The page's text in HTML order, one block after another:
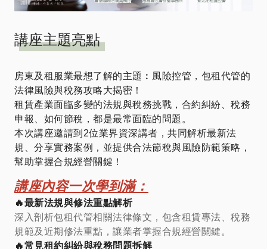
講座主題亮點
房東及租服業最想了解的主題︰風險控管，包租代管的
法律風險與稅務攻略大揭密！
租賃產業面臨多變的法規與稅務挑戰，合約糾紛、稅務
申報、如何節稅，都是最常面臨的問題。
本次講座邀請到2位業界資深講者，共同解析最新法
規、分享實務案例，並提供合法節稅與風險防範策略，
幫助掌握合規經營關鍵！
講座內容一次學到滿：
🔥最新法規與修法重點解析
深入剖析包租代管相關法律條文，包含租賃專法、稅務
規範及近期修法重點，讓業者掌握合規經營關鍵。
🔥常見租約糾紛與稅務問題拆解